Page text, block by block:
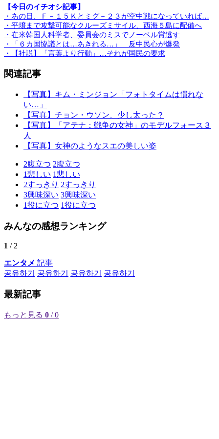
【今日のイチオシ記事】
・あの日、Ｆ－１５Ｋとミグ－２３が空中戦になっていれば…
・平壌まで攻撃可能なクルーズミサイル、西海５島に配備へ
・在米韓国人科学者、委員会のミスでノーベル賞逃す
・「６カ国協議とは…あきれる…」 反中民心が爆発
・【社説】「言葉より行動」…それが国民の要求
関連記事
【写真】キム・ミンジョン「フォトタイムは慣れな
い…」
【写真】チョン・ウソン、少し太った？
【写真】「アテナ：戦争の女神」のモデルフォース３
人
【写真】女神のようなスエの美しい姿
2腹立つ 2腹立つ
1悲しい 1悲しい
2すっきり 2すっきり
3興味深い 3興味深い
1役に立つ 1役に立つ
みんなの感想ランキング
1 / 2
エンタメ 記事
공유하기
공유하기 공유하기 공유하기
最新記事
もっと見る 0 / 0